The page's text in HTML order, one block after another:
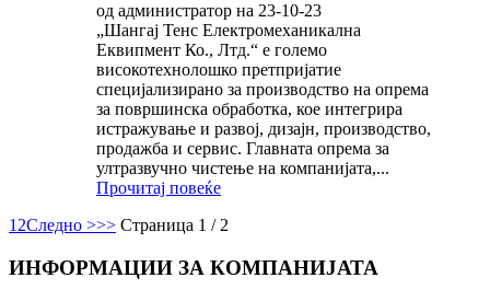
од администратор на 23-10-23
„Шангај Тенс Електромеханикална
Еквипмент Ко., Лтд.“ е големо
високотехнолошко претпријатие
специјализирано за производство на опрема
за површинска обработка, кое интегрира
истражување и развој, дизајн, производство,
продажба и сервис. Главната опрема за
ултразвучно чистење на компанијата,...
Прочитај повеќе
1 2Следно >>> Страница 1 / 2
ИНФОРМАЦИИ ЗА КОМПАНИЈАТА